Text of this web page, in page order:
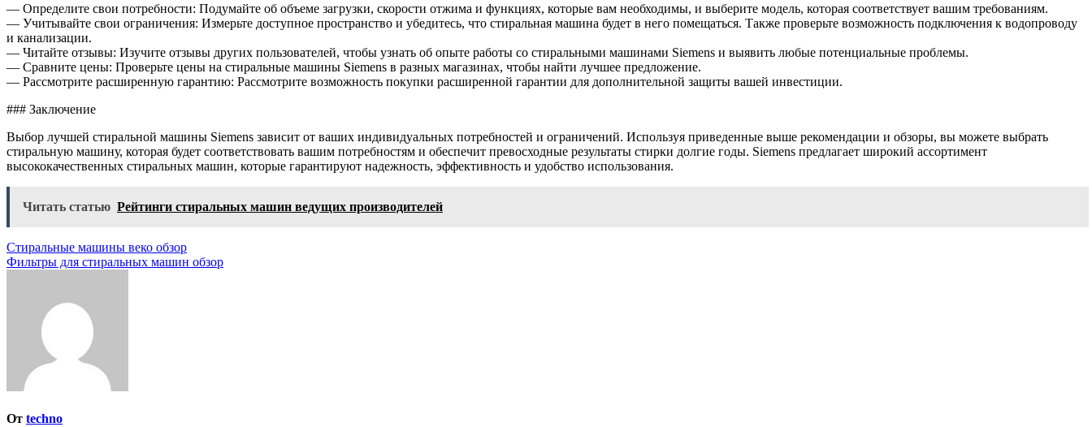
— Определите свои потребности: Подумайте об объеме загрузки, скорости отжима и функциях, которые вам необходимы, и выберите модель, которая соответствует вашим требованиям.
— Учитывайте свои ограничения: Измерьте доступное пространство и убедитесь, что стиральная машина будет в него помещаться. Также проверьте возможность подключения к водопроводу
и канализации.
— Читайте отзывы: Изучите отзывы других пользователей, чтобы узнать об опыте работы со стиральными машинами Siemens и выявить любые потенциальные проблемы.
— Сравните цены: Проверьте цены на стиральные машины Siemens в разных магазинах, чтобы найти лучшее предложение.
— Рассмотрите расширенную гарантию: Рассмотрите возможность покупки расширенной гарантии для дополнительной защиты вашей инвестиции.
### Заключение
Выбор лучшей стиральной машины Siemens зависит от ваших индивидуальных потребностей и ограничений. Используя приведенные выше рекомендации и обзоры, вы можете выбрать
стиральную машину, которая будет соответствовать вашим потребностям и обеспечит превосходные результаты стирки долгие годы. Siemens предлагает широкий ассортимент
высококачественных стиральных машин, которые гарантируют надежность, эффективность и удобство использования.
Читать статью Рейтинги стиральных машин ведущих производителей
Навигация
по
Стиральные машины веко обзор
Фильтры для стиральных машин обзор
От techno